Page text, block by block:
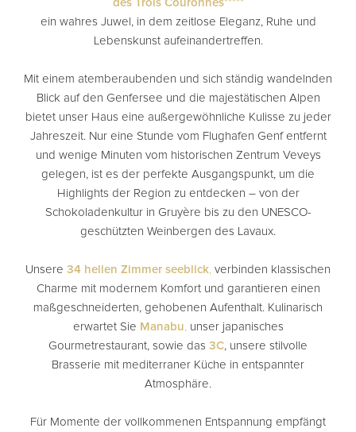
des Trois Couronnes*****
ein wahres Juwel, in dem zeitlose Eleganz, Ruhe und
Lebenskunst aufeinandertreffen.
Mit einem atemberaubenden und sich ständig wandelnden
Blick auf den Genfersee und die majestätischen Alpen
bietet unser Haus eine außergewöhnliche Kulisse zu jeder
Jahreszeit. Nur eine Stunde vom Flughafen Genf entfernt
und wenige Minuten vom historischen Zentrum Veveys
gelegen, ist es der perfekte Ausgangspunkt, um die
Highlights der Region zu entdecken – von der
Schokoladenkultur in Gruyère bis zu den UNESCO-
geschützten Weinbergen des Lavaux.
Unsere 34 hellen Zimmer seeblick, verbinden klassischen
Charme mit modernem Komfort und garantieren einen
maßgeschneiderten, gehobenen Aufenthalt. Kulinarisch
erwartet Sie Manabu,unser japanisches
Gourmetrestaurant, sowie das 3C, unsere stilvolle
Brasserie mit mediterraner Küche in entspannter
Atmosphäre.
Für Momente der vollkommenen Entspannung empfängt